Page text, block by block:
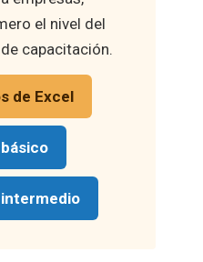
el nivel del
capacitación.
de Excel